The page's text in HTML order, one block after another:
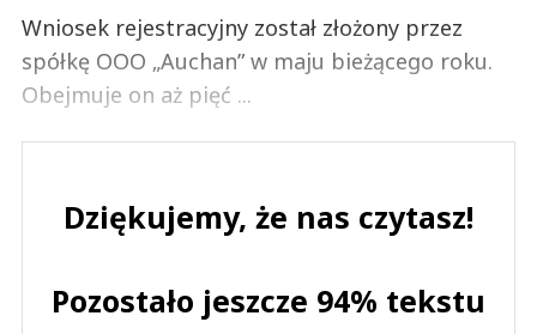
Wniosek rejestracyjny został złożony przez
spółkę OOO „Auchan” w maju bieżącego roku.
Obejmuje on aż pięć ...
Dziękujemy, że nas czytasz!
Pozostało jeszcze 94% tekstu